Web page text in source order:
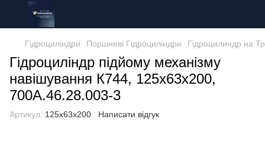
Гідроциліндри Поршневі Гідроциліндри Гідроцилиндр на
Гідроциліндр підйому механізму
навішування К744, 125х63х200,
700А.46.28.003-3
Артикул: 125х63х200 Написати відгук